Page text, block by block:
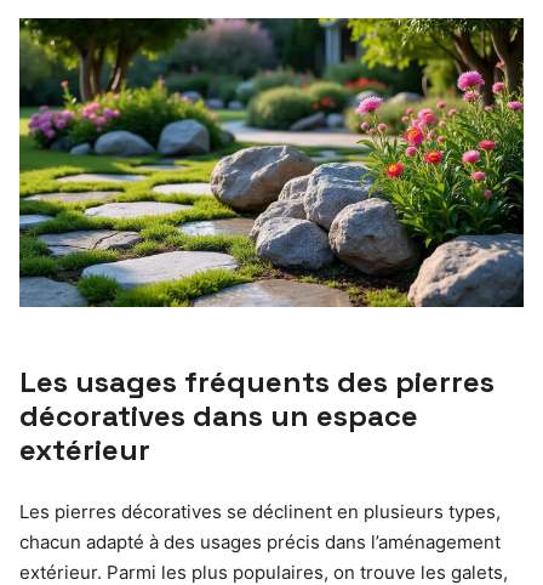
Les usages fréquents des pierres
décoratives dans un espace
extérieur
Les pierres décoratives se déclinent en plusieurs types,
chacun adapté à des usages précis dans l’aménagement
extérieur. Parmi les plus populaires, on trouve les galets,